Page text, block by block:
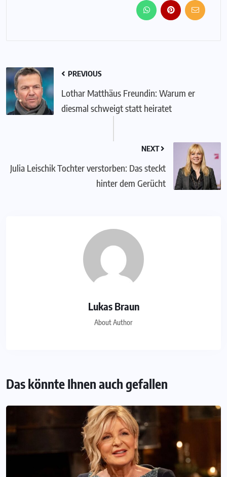
PREVIOUS
Lothar Matthäus Freundin: Warum er
diesmal schweigt statt heiratet
NEXT
Julia Leischik Tochter verstorben: Das steckt
hinter dem Gerücht
Lukas Braun
About Author
Das könnte Ihnen auch gefallen